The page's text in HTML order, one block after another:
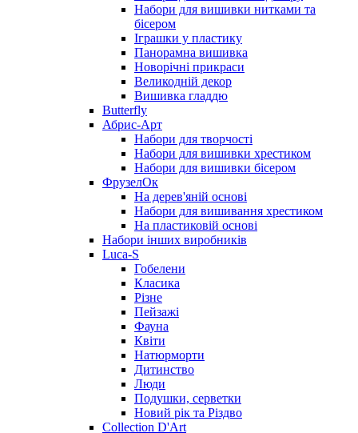
Набори для вишивки нитками та
бісером
Іграшки у пластику
Панорамна вишивка
Новорічні прикраси
Великодній декор
Вишивка гладдю
Butterfly
Абрис-Арт
Набори для творчості
Набори для вишивки хрестиком
Набори для вишивки бісером
ФрузелОк
На дерев'яній основі
Набори для вишивання хрестиком
На пластиковій основі
Набори інших виробників
Luca-S
Гобелени
Класика
Різне
Пейзажі
Фауна
Квіти
Натюрморти
Дитинство
Люди
Подушки, серветки
Новий рік та Різдво
Collection D'Art